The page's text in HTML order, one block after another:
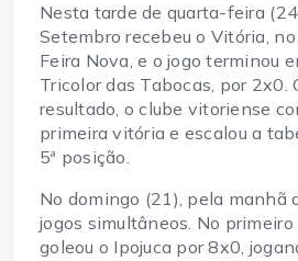
Nesta tarde de quarta-feira
Setembro recebeu o Vitória,
Feira Nova, e o jogo terminou
Tricolor das Tabocas, por 2x0.
resultado, o clube vitoriense
primeira vitória e escalou a
5ª posição.
No domingo (21), pela manhã
jogos simultâneos. No primeiro
goleou o Ipojuca por 8x0,